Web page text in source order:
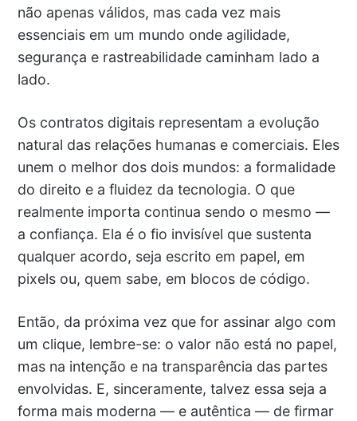
não apenas válidos, mas cada vez mais
essenciais em um mundo onde agilidade,
segurança e rastreabilidade caminham lado a
lado.
Os contratos digitais representam a evolução
natural das relações humanas e comerciais. Eles
unem o melhor dos dois mundos: a formalidade
do direito e a fluidez da tecnologia. O que
realmente importa continua sendo o mesmo —
a confiança. Ela é o fio invisível que sustenta
qualquer acordo, seja escrito em papel, em
pixels ou, quem sabe, em blocos de código.
Então, da próxima vez que for assinar algo com
um clique, lembre-se: o valor não está no papel,
mas na intenção e na transparência das partes
envolvidas. E, sinceramente, talvez essa seja a
forma mais moderna — e autêntica — de firmar